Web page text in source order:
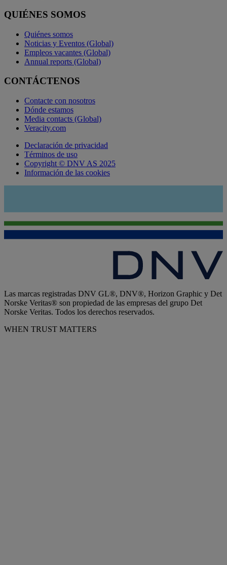
QUIÉNES SOMOS
Quiénes somos
Noticias y Eventos (Global)
Empleos vacantes (Global)
Annual reports (Global)
CONTÁCTENOS
Contacte con nosotros
Dónde estamos
Media contacts (Global)
Veracity.com
Declaración de privacidad
Términos de uso
Copyright © DNV AS 2025
Información de las cookies
Las marcas registradas DNV GL®, DNV®, Horizon Graphic y Det
Norske Veritas® son propiedad de las empresas del grupo Det
Norske Veritas. Todos los derechos reservados.
WHEN TRUST MATTERS